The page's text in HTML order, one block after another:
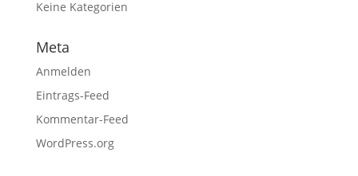
Keine Kategorien
Meta
Anmelden
Eintrags-Feed
Kommentar-Feed
WordPress.org